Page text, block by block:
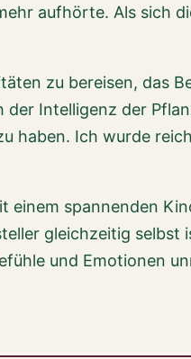
aufhörte. Als sich
zu bereisen, das
Intelligenz der
haben. Ich wurde
einem spannenden
gleichzeitig
und Emotionen